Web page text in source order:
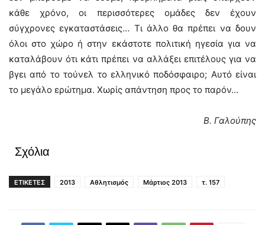
κάθε χρόνο, οι περισσότερες ομάδες δεν έχουν
σύγχρονες εγκαταστάσεις… Τι άλλο θα πρέπει να δουν
όλοι στο χώρο ή στην εκάστοτε πολιτική ηγεσία για να
καταλάβουν ότι κάτι πρέπει να αλλάξει επιτέλους για να
βγει από το τούνελ το ελληνικό ποδόσφαιρο; Αυτό είναι
το μεγάλο ερώτημα. Χωρίς απάντηση προς το παρόν…
Β. Γαλούπης
Σχόλια
ΕΤΙΚΕΤΕΣ 2013 Αθλητισμός Μάρτιος 2013 τ. 157